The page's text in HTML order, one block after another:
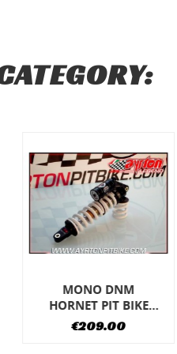
MONO DNM
HORNET PIT BIKE
360
€209.00